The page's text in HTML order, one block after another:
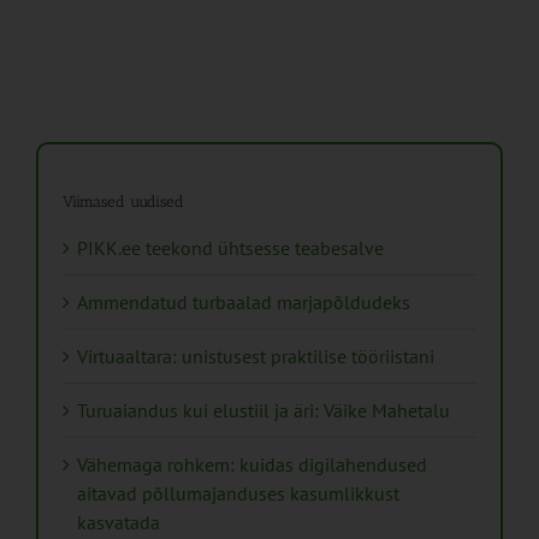
Viimased uudised
PIKK.ee teekond ühtsesse teabesalve
Ammendatud turbaalad marjapõldudeks
Virtuaaltara: unistusest praktilise tööriistani
Turuaiandus kui elustiil ja äri: Väike Mahetalu
Vähemaga rohkem: kuidas digilahendused
aitavad põllumajanduses kasumlikkust
kasvatada